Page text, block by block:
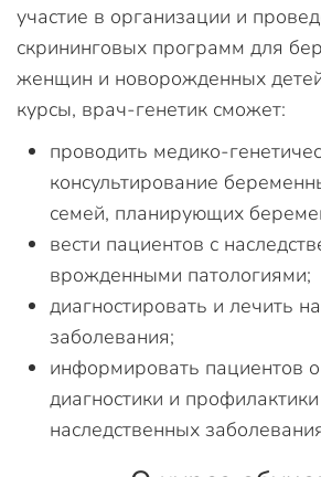
участие в организации и
скрининговых программ для
женщин и новорожденных
курсы, врач-генетик сможет:
проводить медико-
консультирование
семей, планирующих
вести пациентов с
врожденными патологиями;
диагностировать и лечить
заболевания;
информировать пациентов
диагностики и
наследственных